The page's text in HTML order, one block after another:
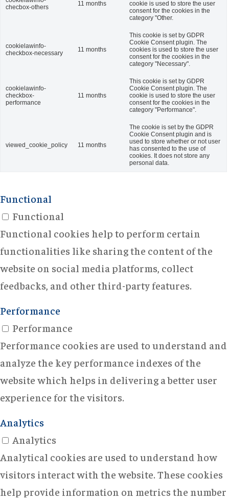
checbox-others
11 months
cookie is used to store the user
consent for the cookies in the
category "Other.
cookielawinfo-
checkbox-necessary
11 months
This cookie is set by GDPR
Cookie Consent plugin. The
cookies is used to store the user
consent for the cookies in the
category "Necessary".
cookielawinfo-
checkbox-
performance
11 months
This cookie is set by GDPR
Cookie Consent plugin. The
cookie is used to store the user
consent for the cookies in the
category "Performance".
viewed_cookie_policy 11 months
The cookie is set by the GDPR
Cookie Consent plugin and is
used to store whether or not user
has consented to the use of
cookies. It does not store any
personal data.
Functional
Functional
Functional cookies help to perform certain
functionalities like sharing the content of the
website on social media platforms, collect
feedbacks, and other third-party features.
Performance
Performance
Performance cookies are used to understand and
analyze the key performance indexes of the
website which helps in delivering a better user
experience for the visitors.
Analytics
Analytics
Analytical cookies are used to understand how
visitors interact with the website. These cookies
help provide information on metrics the number